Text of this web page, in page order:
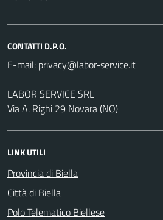
CONTATTI D.P.O.
E-mail:
LABOR SERVICE SRL
Via A. Righi 29 Novara (NO)
LINK UTILI
Provincia di Biella
Città di Biella
Polo Telematico Biellese